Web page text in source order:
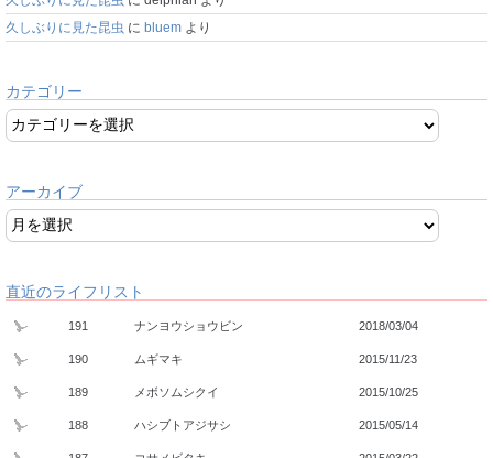
久しぶりに見た昆虫 に bluem より
カテゴリー
アーカイブ
直近のライフリスト
191 ナンヨウショウビン 2018/03/04
190 ムギマキ 2015/11/23
189 メボソムシクイ 2015/10/25
188 ハシブトアジサシ 2015/05/14